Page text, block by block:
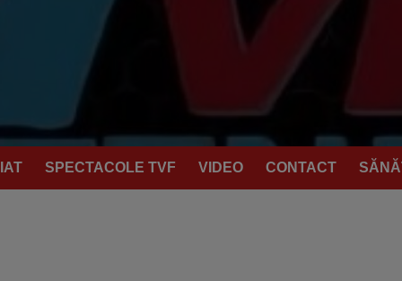
SPECTACOLE TVF VIDEO CONTACT